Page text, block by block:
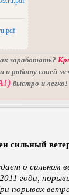
заработать?
и работу своей
быстро и легко!
сильный
о сильном
2011 года,
порывах